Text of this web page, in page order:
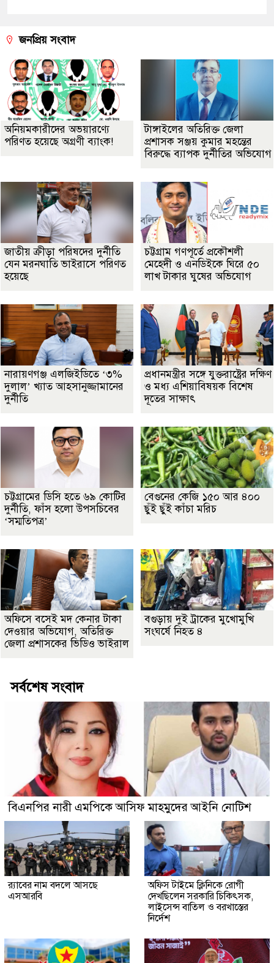
জনপ্রিয় সংবাদ
অনিয়মকারীদের অভয়ারণ্যে
পরিণত হয়েছে অগ্রণী ব্যাংক!
টাঙ্গাইলের অতিরিক্ত জেলা
প্রশাসক সঞ্জয় কুমার মহন্তের
বিরুদ্ধে ব্যাপক দুর্নীতির অভিযোগ
জাতীয় ক্রীড়া পরিষদের দুর্নীতি
যেন মরনঘাতি ভাইরাসে পরিণত
হয়েছে
চট্টগ্রাম গণপূর্তে প্রকৌশলী
মেহেদী ও এনডিইকে ঘিরে ৫০
লাখ টাকার ঘুষের অভিযোগ
নারায়ণগঞ্জ এলজিইডিতে ‘৩%
দুলাল’ খ্যাত আহসানুজ্জামানের
দুর্নীতি
প্রধানমন্ত্রীর সঙ্গে যুক্তরাষ্ট্রের দক্ষিণ
ও মধ্য এশিয়াবিষয়ক বিশেষ
দূতের সাক্ষাৎ
চট্টগ্রামের ডিসি হতে ৬৯ কোটির
দুর্নীতি, ফাঁস হলো উপসচিবের
‘সম্মতিপত্র’
বেগুনের কেজি ১৫০ আর ৪০০
ছুঁই ছুঁই কাঁচা মরিচ
অফিসে বসেই মদ কেনার টাকা
দেওয়ার অভিযোগ, অতিরিক্ত
জেলা প্রশাসকের ভিডিও ভাইরাল
বগুড়ায় দুই ট্রাকের মুখোমুখি
সংঘর্ষে নিহত ৪
সর্বশেষ সংবাদ
বিএনপির নারী এমপিকে আসিফ মাহমুদের আইনি নোটিশ
র‍্যাবের নাম বদলে আসছে
এসআরবি
অফিস টাইমে ক্লিনিকে রোগী
দেখছিলেন সরকারি চিকিৎসক,
লাইসেন্স বাতিল ও বরখাস্তের
নির্দেশ